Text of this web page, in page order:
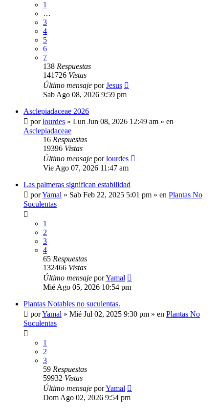
1
…
3
4
5
6
7
138 Respuestas
141726 Vistas
Último mensaje porJesus
Sab Ago 08, 2026 9:59 pm
Asclepiadaceae 2026
porlourdes » Lun Jun 08, 2026 12:49 am » en
Asclepiadaceae
16 Respuestas
19396 Vistas
Último mensaje porlourdes
Vie Ago 07, 2026 11:47 am
Las palmeras significan estabilidad
porYamal » Sab Feb 22, 2025 5:01 pm » en Plantas No
Suculentas
1
2
3
4
65 Respuestas
132466 Vistas
Último mensaje porYamal
Mié Ago 05, 2026 10:54 pm
Plantas Notables no suculentas.
porYamal » Mié Jul 02, 2025 9:30 pm » en Plantas No
Suculentas
1
2
3
59 Respuestas
59932 Vistas
Último mensaje porYamal
Dom Ago 02, 2026 9:54 pm